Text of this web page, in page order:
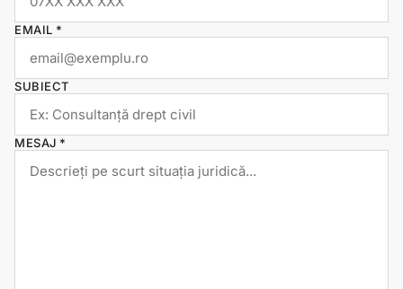
EMAIL *
SUBIECT
MESAJ *